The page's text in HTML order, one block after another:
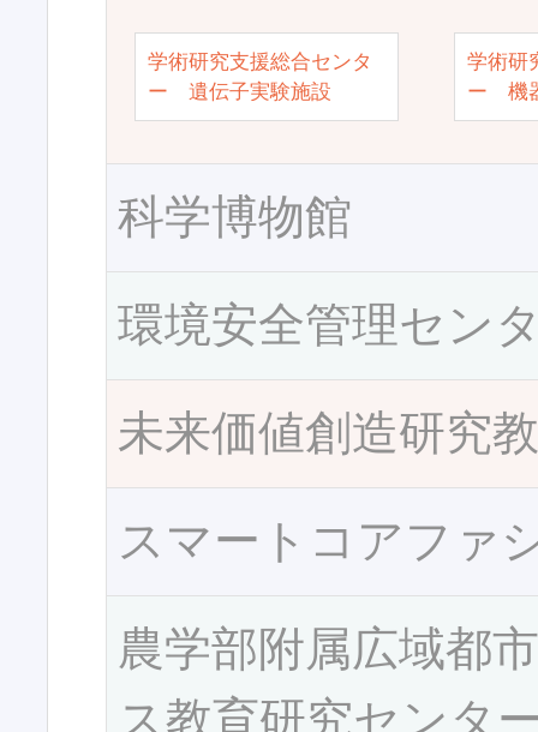
学術研究支援総合センタ
ー 遺伝子実験施設
学術研
ー 機
科学博物館
環境安全管理セン
未来価値創造研究
スマートコアファ
農学部附属広域都
ス教育研究センタ